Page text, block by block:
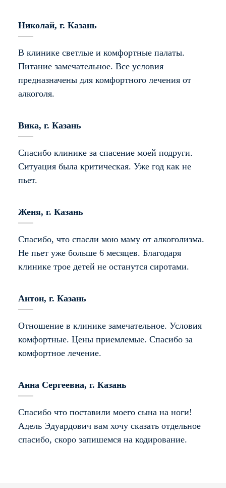
отслеживает жизненные показатели и
можно быть уверенными, что пациент
находится под бдительным надзором
медицинского персонала;
100% анонимное лечение, без постановки
не передаем данные пациентов третьим
есть возможность убедить зависимого
пройти полный курс реабилитации
Наша задача
абстинентный сидром и стабилизировать
состояние пациента, а побороть болезнь на всех
уровнях, включая психоэмоциональный. Такой
позволяет нам гарантировать высокую
времени. Если по каким-либо причинам нет
возможности записаться на прием или
предлагаем услугу круглосуточного вызова
Почему выбирают нас
Николай, г. Казань
В клинике светлые и комфортные палаты.
Питание замечательное. Все условия
предназначены для комфортного лечения от
алкоголя.
Вика, г. Казань
Спасибо клинике за спасение моей подруги.
Ситуация была критическая. Уже год как не
пьет.
Женя, г. Казань
Спасибо, что спасли мою маму от алкоголизма.
Не пьет уже больше 6 месяцев. Благодаря
клинике трое детей не останутся сиротами.
Антон, г. Казань
Отношение в клинике замечательное. Условия
комфортные. Цены приемлемые. Спасибо за
комфортное лечение.
Анна Сергеевна, г. Казань
Спасибо что поставили моего сына на ноги!
Адель Эдуардович вам хочу сказать отдельное
спасибо, скоро запишемся на кодирование.